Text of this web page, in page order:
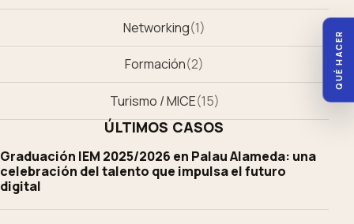
QUÉ HACER
Networking(1)
Formación(2)
Turismo / MICE(15)
ÚLTIMOS CASOS
Graduación IEM 2025/2026 en Palau Alameda: una
celebración del talento que impulsa el futuro
digital